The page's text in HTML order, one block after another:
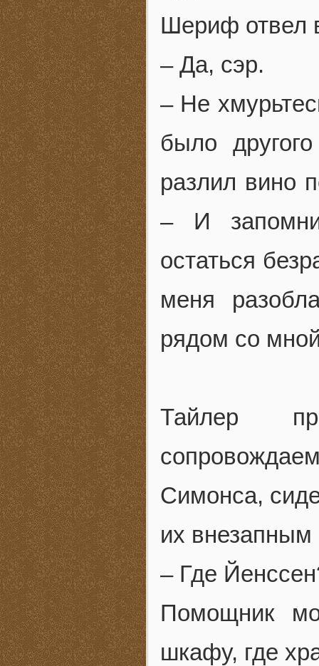
Шериф отвел
– Да, сэр.
– Не
было
разлил вино
– И
остаться
меня
рядом со
Тайлер
Симонса,
их
– Где
Помощник
шкафу, где